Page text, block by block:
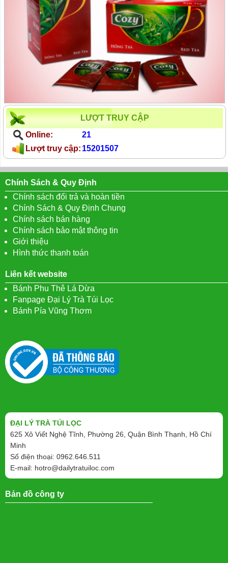
LƯỢT TRUY CẬP
Online:
21
Lượt truy cập: 15201507
Chính Sách & Quy Định
Chính sách đổi trả và hoàn tiền
Chính Sách & Quy Định Chung
Chính sách bán hàng
Chính sách bảo mật thông tin
Giới thiệu
Hình thức thanh toán
Liên kết website
Bánh Phu Thê Lá Dừa
Fanpage Đại Lý Trà Túi Lọc
Bánh Pía Vũng Thơm
ĐẠI LÝ TRÀ TÚI LỌC
625 Xô Viết Nghệ Tĩnh, Phường 26, Quận Bình Thạnh, Hồ Chí
Minh
Số điện thoại: 0962.646.511
E-mail: hotro@dailytratuiloc.com
Bản đồ công ty